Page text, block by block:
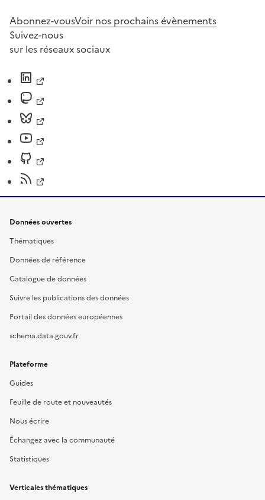
Abonnez-vousVoir nos prochains évènements
Suivez-nous
sur les réseaux sociaux
Données ouvertes
Thématiques
Données de référence
Catalogue de données
Suivre les publications des données
Portail des données européennes
schema.data.gouv.fr
Plateforme
Guides
Feuille de route et nouveautés
Nous écrire
Échangez avec la communauté
Statistiques
Verticales thématiques